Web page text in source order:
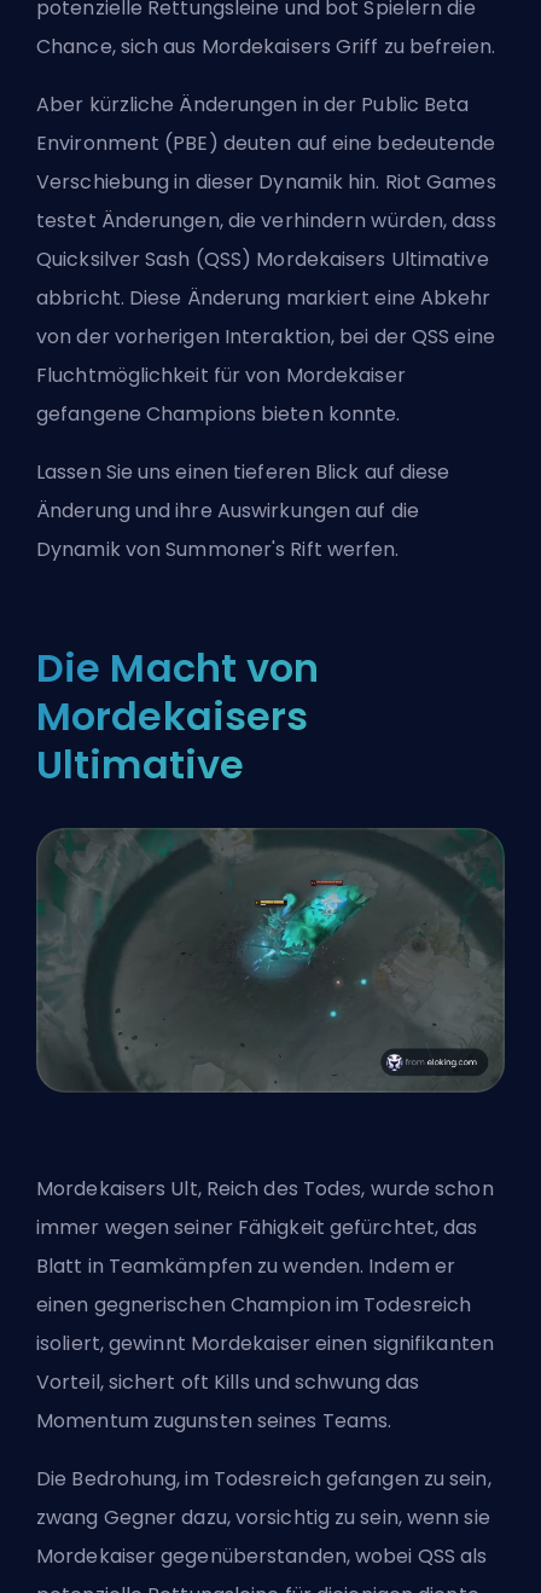
potenzielle Rettungsleine und bot Spielern die
Chance, sich aus Mordekaisers Griff zu befreien.
Aber kürzliche Änderungen in der Public Beta
Environment (PBE) deuten auf eine bedeutende
Verschiebung in dieser Dynamik hin. Riot Games
testet Änderungen, die verhindern würden, dass
Quicksilver Sash (QSS) Mordekaisers Ultimative
abbricht. Diese Änderung markiert eine Abkehr
von der vorherigen Interaktion, bei der QSS eine
Fluchtmöglichkeit für von Mordekaiser
gefangene Champions bieten konnte.
Lassen Sie uns einen tieferen Blick auf diese
Änderung und ihre Auswirkungen auf die
Dynamik vonSummoner's Rift werfen.
Die Macht von
Mordekaisers
Ultimative
Mordekaisers Ult, Reich des Todes, wurde schon
immer wegen seiner Fähigkeit gefürchtet, das
Blatt in Teamkämpfen zu wenden. Indem er
einen gegnerischen Champion im Todesreich
isoliert, gewinnt Mordekaiser einen signifikanten
Vorteil, sichert oft Kills und schwung das
Momentum zugunsten seines Teams.
Die Bedrohung, im Todesreich gefangen zu sein,
zwang Gegner dazu, vorsichtig zu sein, wenn sie
Mordekaiser gegenüberstanden, wobei QSS als